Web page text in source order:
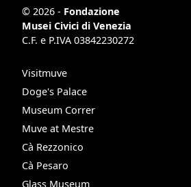
© 2026 - Fondazione
Musei Civici di Venezia
C.F. e P.IVA 03842230272
Visitmuve
Doge's Palace
Museum Correr
Muve at Mestre
Cà Rezzonico
Cà Pesaro
Glass Museum